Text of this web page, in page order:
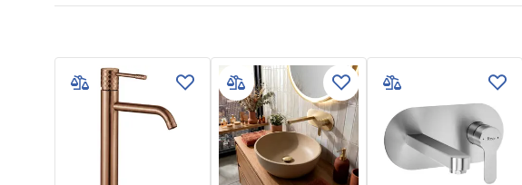
Couleur
Or
Matériel
Laiton
Portée du bec
160
295
mm
PVD
Warranty_Terms_and_Conditions_
Faucets_-_5.pdf
Informations de sécurité
Safety_Information_Faucets.pdf
Pielęgnacja
Pielegnacja.pdf